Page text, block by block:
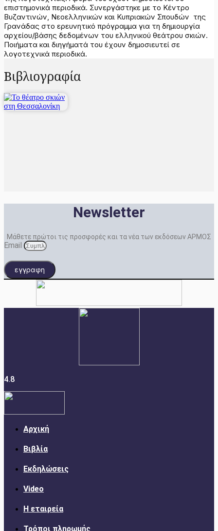
επιστημονικά περιοδικά. Συνεργάστηκε με το Κέντρο
Βυζαντινών, Νεοελληνικών και Κυπριακών Σπουδών της
Γρανάδας στο ερευνητικό πρόγραμμα για τη δημιουργία
αρχείου/βάσης δεδομένων του ελληνικού θεάτρου σκιών.
Ποιήματα και διηγήματά του έχουν δημοσιευτεί σε
λογοτεχνικά περιοδικά.
Βιβλιογραφία
Newsletter
Μάθετε πρώτοι τις προσφορές και τα νέα των εκδόσεων ΑΡΜΟΣ
Email
εγγραφη
4.8
Αρχική
Βιβλία
Εκδηλώσεις
Video
Η εταιρεία
Τρόποι πληρωμής